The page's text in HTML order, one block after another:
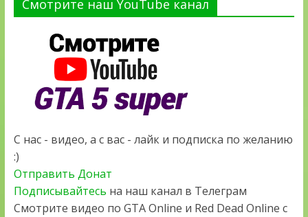
Смотрите наш YouTube канал
С нас - видео, а с вас - лайк и подписка по желанию
:)
Отправить Донат
Подписывайтесь на наш канал в Телеграм
Смотрите видео по GTA Online и Red Dead Online с